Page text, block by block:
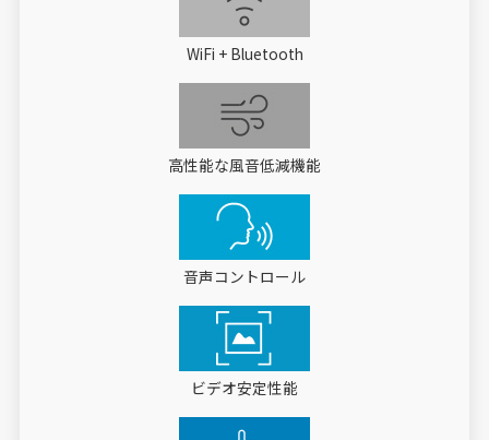
WiFi + Bluetooth
高性能な風音低減機能
音声コントロール
ビデオ安定性能